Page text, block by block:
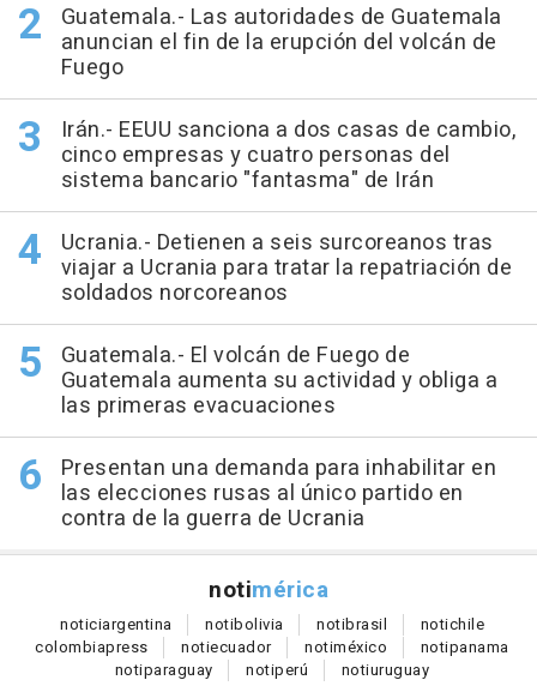
Guatemala.- Las autoridades de Guatemala
anuncian el fin de la erupción del volcán de
Fuego
Irán.- EEUU sanciona a dos casas de cambio,
cinco empresas y cuatro personas del
sistema bancario "fantasma" de Irán
Ucrania.- Detienen a seis surcoreanos tras
viajar a Ucrania para tratar la repatriación de
soldados norcoreanos
Guatemala.- El volcán de Fuego de
Guatemala aumenta su actividad y obliga a
las primeras evacuaciones
Presentan una demanda para inhabilitar en
las elecciones rusas al único partido en
contra de la guerra de Ucrania
notimérica
noticiargentina notibolivia notibrasil notichile
colombiapress notiecuador notiméxico notipanama
notiparaguay notiperú notiuruguay